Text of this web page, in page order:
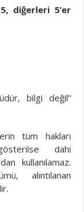
diğerleri 5’er
bilgi değil”
tüm hakları
dahi
kullanılamaz.
alıntılanan